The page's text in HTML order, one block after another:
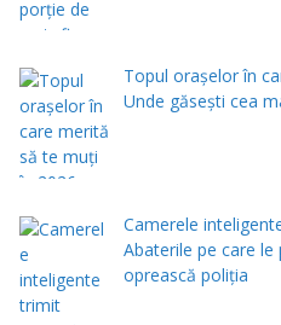
Topul orașelor în
Unde găsești cea
Camerele
Abaterile pe care
oprească poliția